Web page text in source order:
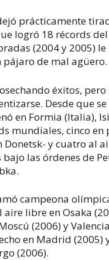
prácticamente
logró 18 récords
(2004 y 2005)
pájaro de mal agüero.
éxitos, pero
Desde que
en Formia (Italia),
mundiales, cinco en
y cuatro al
las órdenes de
campeona
libre en Osaka
(2006) y
en Madrid (2005)
(2006).